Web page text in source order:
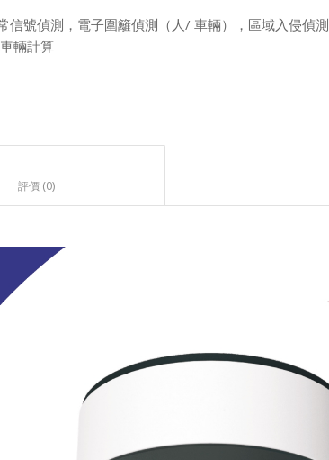
信號偵測，電子圍籬偵測（人/ 車輛），區域入侵偵
輛計算